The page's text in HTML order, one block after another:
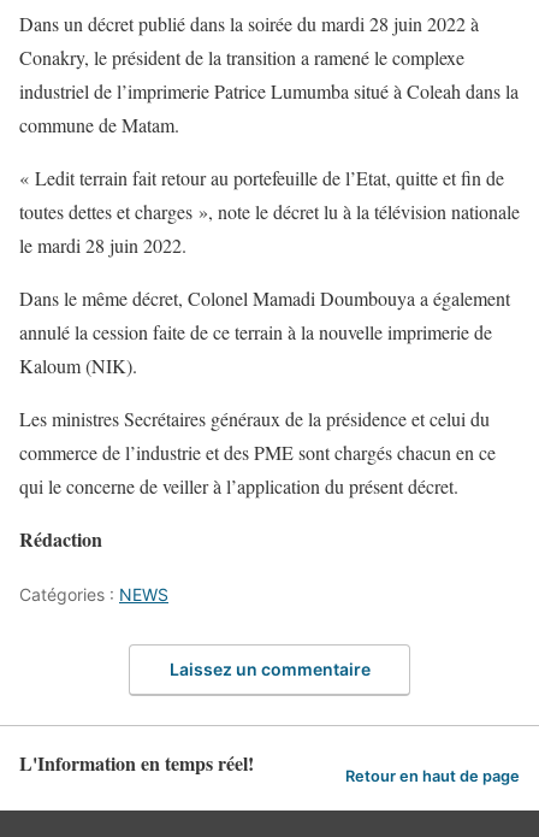
Dans un décret publié dans la soirée du mardi 28 juin 2022 à
Conakry, le président de la transition a ramené le complexe
industriel de l’imprimerie Patrice Lumumba situé à Coleah dans la
commune de Matam.
« Ledit terrain fait retour au portefeuille de l’Etat, quitte et fin de
toutes dettes et charges », note le décret lu à la télévision nationale
le mardi 28 juin 2022.
Dans le même décret, Colonel Mamadi Doumbouya a également
annulé la cession faite de ce terrain à la nouvelle imprimerie de
Kaloum (NIK).
Les ministres Secrétaires généraux de la présidence et celui du
commerce de l’industrie et des PME sont chargés chacun en ce
qui le concerne de veiller à l’application du présent décret.
Rédaction
Catégories : NEWS
Laissez un commentaire
L'Information en temps réel! Retour en haut de page